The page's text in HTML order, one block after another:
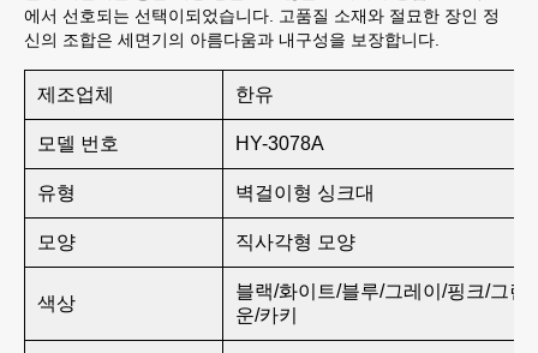
에서 선호되는 선택이되었습니다. 고품질 소재와 절묘한 장인 정
신의 조합은 세면기의 아름다움과 내구성을 보장합니다.
제조업체 한유
모델 번호 HY-3078A
유형 벽걸이형 싱크대
모양 직사각형 모양
색상
블랙/화이트/블루/그레이/핑크/그린/
운/카키